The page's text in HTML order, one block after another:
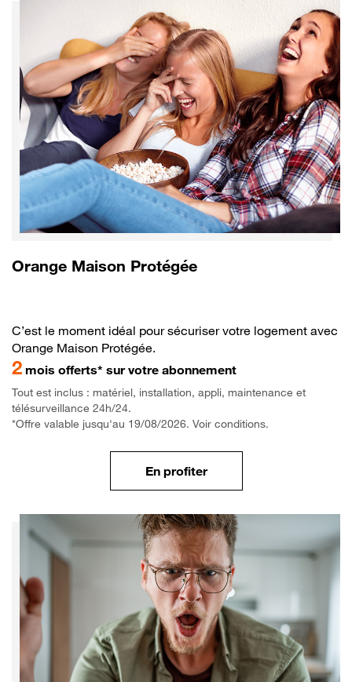
Orange Maison Protégée
C’est le moment idéal pour sécuriser votre logement avec
Orange Maison Protégée.
2 mois offerts* sur votre abonnement
Tout est inclus : matériel, installation, appli, maintenance et
télésurveillance 24h/24.
*Offre valable jusqu'au 19/08/2026. Voir conditions.
En profiter